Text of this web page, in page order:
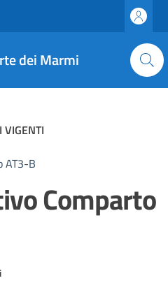
dei Marmi
VIGENTI
AT3-B
Comparto